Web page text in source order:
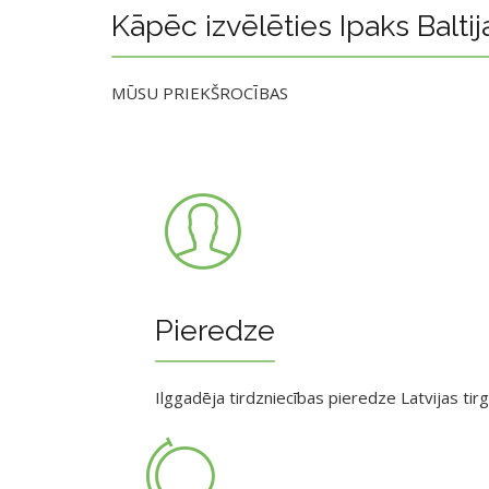
Kāpēc izvēlēties Ipaks
MŪSU PRIEKŠROCĪBAS
Pieredze
Ilggadēja tirdzniecības pieredze Latvijas